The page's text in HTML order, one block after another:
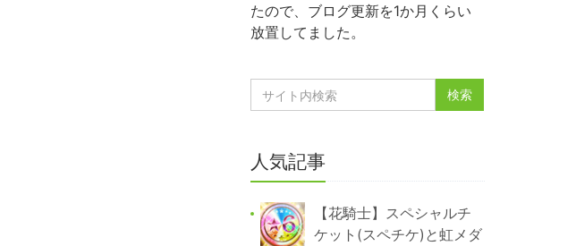
たので、ブログ更新を1か月くらい
放置してました。
人気記事
【花騎士】スペシャルチ
ケット(スペチケ)と虹メダ